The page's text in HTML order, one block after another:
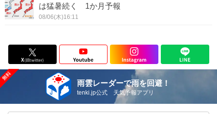
は猛暑続く 1か月予報
08/06(木)16:11
雨雲レーダーで雨を回避！
tenki.jp公式 天気予報アプリ